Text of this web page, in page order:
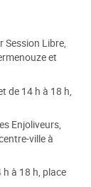
Session Libre,
et
de 14 h à 18 h,
Enjoliveurs,
ville à
à 18 h, place